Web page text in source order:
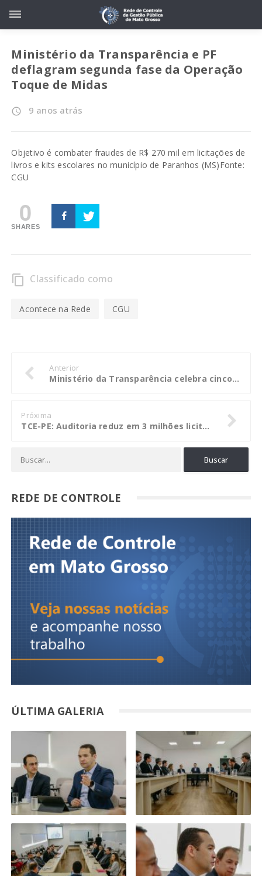
Ministério da Transparência e PF
deflagram segunda fase da Operação
Toque de Midas
access_time 9 anos atrás
Objetivo é combater fraudes de R$ 270 mil em licitações de
livros e kits escolares no município de Paranhos (MS)Fonte:
CGU
0
SHARES
content_copy Classificado como
Acontece na Rede CGU
Anterior
Ministério da Transparência celebra cinco anos da Lei de Acesso à Informação
Próxima
TCE-PE: Auditoria reduz em 3 milhões licitação para compra de medicamentos
REDE DE CONTROLE
ÚLTIMA GALERIA